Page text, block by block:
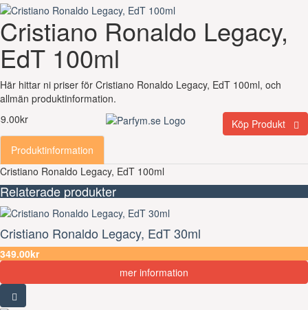
Cristiano Ronaldo Legacy,
EdT 100ml
Här hittar ni priser för Cristiano Ronaldo Legacy, EdT 100ml, och
allmän produktinformation.
Köp Produkt
Produktinformation
Cristiano Ronaldo Legacy, EdT 100ml
Relaterade produkter
Cristiano Ronaldo Legacy, EdT 30ml
349.00kr
mer information